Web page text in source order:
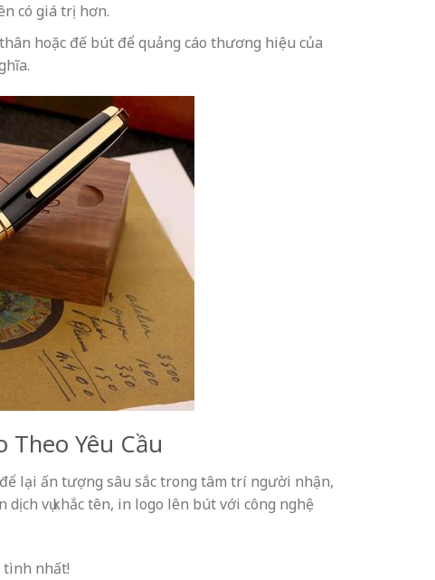
có giá trị hơn.
hoặc đế bút để quảng cáo thương hiệu của
Theo Yêu Cầu
lại ấn tượng sâu sắc trong tâm trí người nhận,
vụ khắc tên, in logo lên bút với công nghệ
tình nhất!